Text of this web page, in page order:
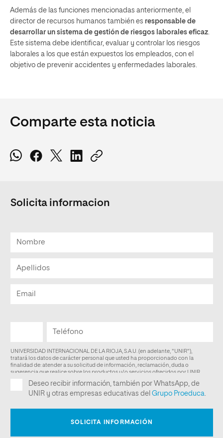
Además de las funciones mencionadas anteriormente, el
director de recursos humanos también es responsable de
desarrollar un sistema de gestión de riesgos laborales eficaz
Este sistema debe identificar, evaluar y controlar los riesgos
laborales a los que están expuestos los empleados, con el
objetivo de prevenir accidentes y enfermedades laborales.
Comparte esta noticia
Solicita informacion